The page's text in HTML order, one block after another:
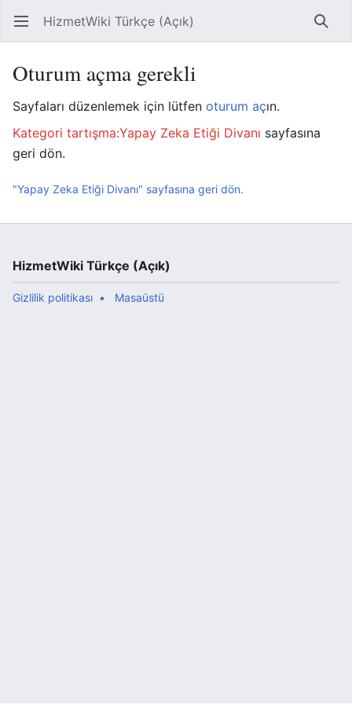
Ana menüyü aç HizmetWiki Türkçe (Açık) Ara
Oturum açma gerekli
Sayfaları düzenlemek için lütfen oturum açın.
Kategori tartışma:Yapay Zeka Etiği Divanı sayfasına
geri dön.
"Yapay Zeka Etiği Divanı" sayfasına geri dön.
HizmetWiki Türkçe (Açık)
Gizlilik politikası Masaüstü